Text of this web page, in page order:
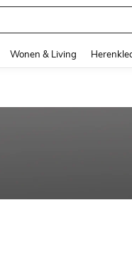
Wonen & Living